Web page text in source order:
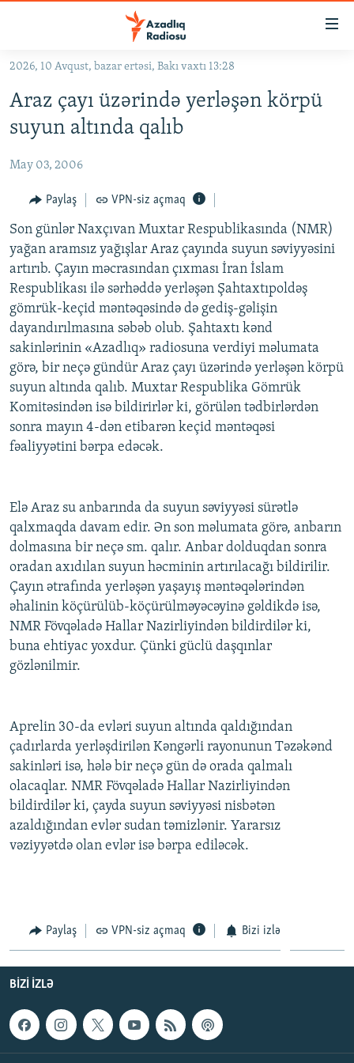
Əsas
qayıt
Əsas
naviqasiyaya
qayıt
#İZAHLA
KORRUPSIOMETR
#ƏSLINDƏ
FƏRQƏ BAX
QANUNI DOĞRU
ARAŞDIRMA
MULTIMEDIA
VIDEO
FOTOQALEREYA
İNFOQRAFIKA
KARIKATURA
RADIO ARXIV
OXU ZALI
AZƏRBAYCAN ƏDƏBIYYATI KITABXANASI
İSLAM VƏ DEMOKRATIYA
İZ - MƏDƏNIYYƏT PROQRAMI
HAQQIMIZDA
MISSIYAMIZ
PEŞƏ ETIKASI VƏ JURNALISTIKA STANDARTLARIMIZ
MATERIALLARIMIZDAN ISTIFADƏ
AZADLIQRADIOSU MOBIL TELEFONUNUZDA
XƏBƏR BÜLLETENLƏRIMIZ
BIZI IZLƏ
RFE/RL-in bütün saytları
2026, 10 Avqust, bazar ertəsi, Bakı vaxtı 13:28
Araz çayı üzərində yerləşən körpü
suyun altında qalıb
May 03, 2006
Paylaş VPN-siz açmaq
Son günlər Naxçıvan Muxtar Respublikasında (NMR)
yağan aramsız yağışlar Araz çayında suyun səviyyəsini
artırıb. Çayın məcrasından çıxması İran İslam
Respublikası ilə sərhəddə yerləşən Şahtaxtıpoldəş
gömrük-keçid məntəqəsində də gediş-gəlişin
dayandırılmasına səbəb olub. Şahtaxtı kənd
sakinlərinin «Azadlıq» radiosuna verdiyi məlumata
görə, bir neçə gündür Araz çayı üzərində yerləşən körpü
suyun altında qalıb. Muxtar Respublika Gömrük
Komitəsindən isə bildirirlər ki, görülən tədbirlərdən
sonra mayın 4-dən etibarən keçid məntəqəsi
fəaliyyətini bərpa edəcək.
Elə Araz su anbarında da suyun səviyyəsi sürətlə
qalxmaqda davam edir. Ən son məlumata görə, anbarın
dolmasına bir neçə sm. qalır. Anbar dolduqdan sonra
oradan axıdılan suyun həcminin artırılacağı bildirilir.
Çayın ətrafında yerləşən yaşayış məntəqələrindən
əhalinin köçürülüb-köçürülməyəcəyinə gəldikdə isə,
NMR Fövqəladə Hallar Nazirliyindən bildirdilər ki,
buna ehtiyac yoxdur. Çünki güclü daşqınlar
gözlənilmir.
Aprelin 30-da evləri suyun altında qaldığından
çadırlarda yerləşdirilən Kəngərli rayonunun Təzəkənd
sakinləri isə, hələ bir neçə gün də orada qalmalı
olacaqlar. NMR Fövqəladə Hallar Nazirliyindən
bildirdilər ki, çayda suyun səviyyəsi nisbətən
azaldığından evlər sudan təmizlənir. Yararsız
vəziyyətdə olan evlər isə bərpa ediləcək.
Paylaş VPN-siz açmaq Bizi izlə
BIZI IZLƏ